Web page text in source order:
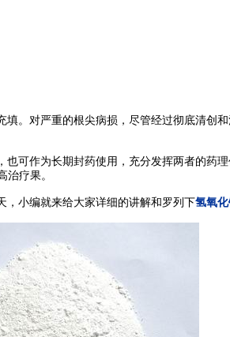
。对严重的根尖病损，尽管经过彻底清创
可作为长期封药使用，充分发挥两者的药
疗果。
，小编就来给大家详细的讲解和罗列下氢氧